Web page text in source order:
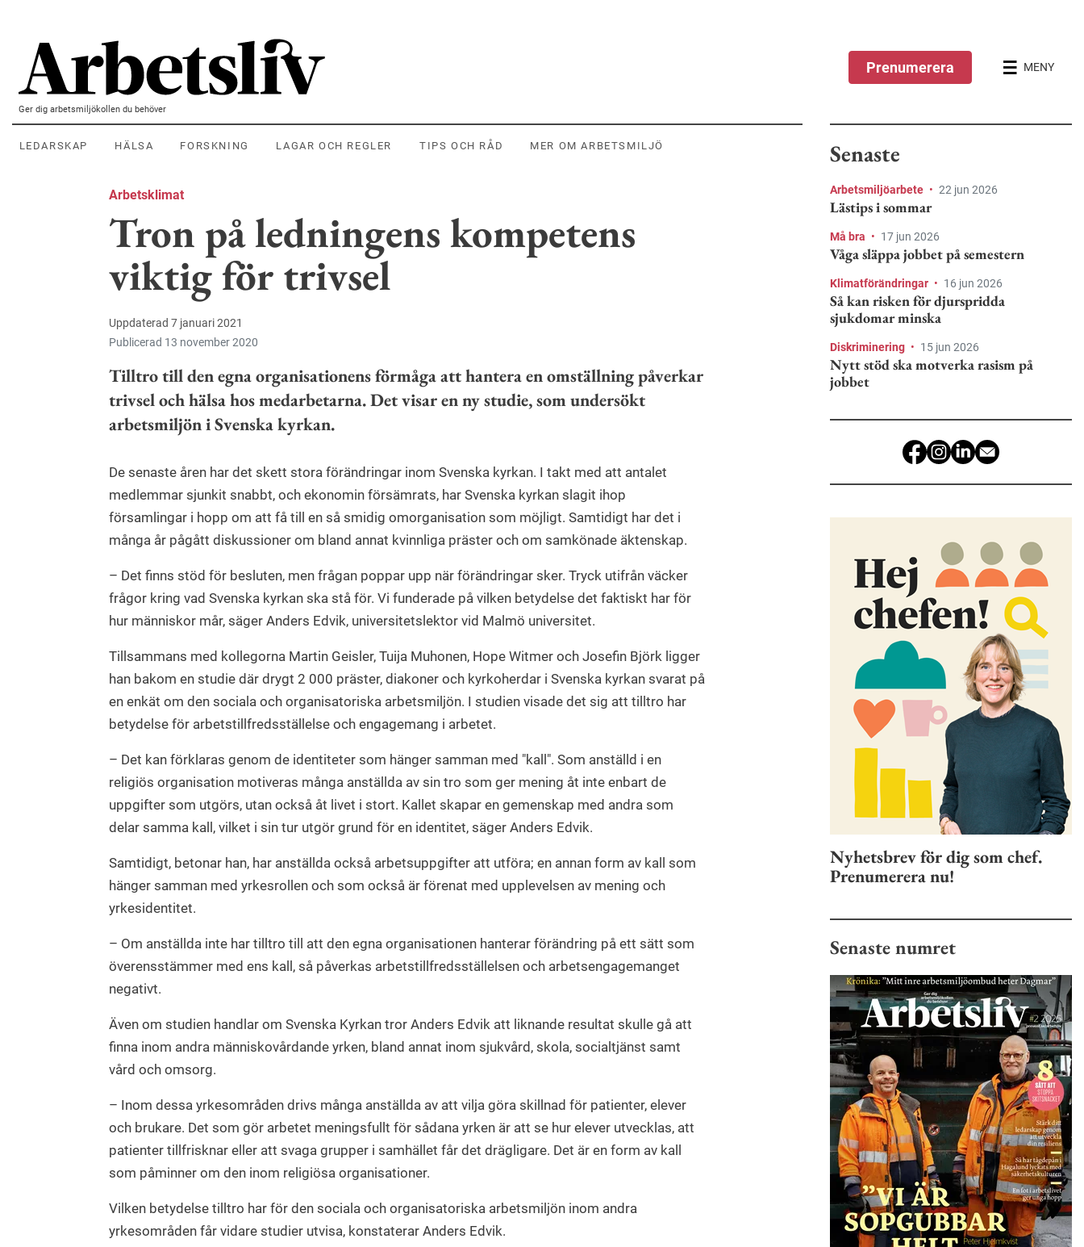
Ger dig arbetsmiljökollen du behöver
LEDARSKAP HÄLSA FORSKNING LAGAR OCH REGLER TIPS OCH RÅD MER OM ARBETSMILJÖ
Prenumerera MENY
Arbetsklimat
Tron på ledningens kompetens
viktig för trivsel
Uppdaterad 7 januari 2021
Publicerad 13 november 2020
Tilltro till den egna organisationens förmåga att hantera en omställning påverkar
trivsel och hälsa hos medarbetarna. Det visar en ny studie, som undersökt
arbetsmiljön i Svenska kyrkan.
De senaste åren har det skett stora förändringar inom Svenska kyrkan. I takt med att antalet
medlemmar sjunkit snabbt, och ekonomin försämrats, har Svenska kyrkan slagit ihop
församlingar i hopp om att få till en så smidig omorganisation som möjligt. Samtidigt har det i
många år pågått diskussioner om bland annat kvinnliga präster och om samkönade äktenskap.
– Det finns stöd för besluten, men frågan poppar upp när förändringar sker. Tryck utifrån väcker
frågor kring vad Svenska kyrkan ska stå för. Vi funderade på vilken betydelse det faktiskt har för
hur människor mår, säger Anders Edvik, universitetslektor vid Malmö universitet.
Tillsammans med kollegorna Martin Geisler, Tuija Muhonen, Hope Witmer och Josefin Björk ligger
han bakom en studie där drygt 2 000 präster, diakoner och kyrkoherdar i Svenska kyrkan svarat på
en enkät om den sociala och organisatoriska arbetsmiljön. I studien visade det sig att tilltro har
betydelse för arbetstillfredsställelse och engagemang i arbetet.
– Det kan förklaras genom de identiteter som hänger samman med "kall". Som anställd i en
religiös organisation motiveras många anställda av sin tro som ger mening åt inte enbart de
uppgifter som utgörs, utan också åt livet i stort. Kallet skapar en gemenskap med andra som
delar samma kall, vilket i sin tur utgör grund för en identitet, säger Anders Edvik.
Samtidigt, betonar han, har anställda också arbetsuppgifter att utföra; en annan form av kall som
hänger samman med yrkesrollen och som också är förenat med upplevelsen av mening och
yrkesidentitet.
– Om anställda inte har tilltro till att den egna organisationen hanterar förändring på ett sätt som
överensstämmer med ens kall, så påverkas arbetstillfredsställelsen och arbetsengagemanget
negativt.
Även om studien handlar om Svenska Kyrkan tror Anders Edvik att liknande resultat skulle gå att
finna inom andra människovårdande yrken, bland annat inom sjukvård, skola, socialtjänst samt
vård och omsorg.
– Inom dessa yrkesområden drivs många anställda av att vilja göra skillnad för patienter, elever
och brukare. Det som gör arbetet meningsfullt för sådana yrken är att se hur elever utvecklas, att
patienter tillfrisknar eller att svaga grupper i samhället får det drägligare. Det är en form av kall
som påminner om den inom religiösa organisationer.
Vilken betydelse tilltro har för den sociala och organisatoriska arbetsmiljön inom andra
yrkesområden får vidare studier utvisa, konstaterar Anders Edvik.
Senaste
Arbetsmiljöarbete • 22 jun 2026
Lästips i sommar
Må bra • 17 jun 2026
Våga släppa jobbet på semestern
Klimatförändringar • 16 jun 2026
Så kan risken för djurspridda
sjukdomar minska
Diskriminering • 15 jun 2026
Nytt stöd ska motverka rasism på
jobbet
Nyhetsbrev för dig som chef.
Prenumerera nu!
Senaste numret